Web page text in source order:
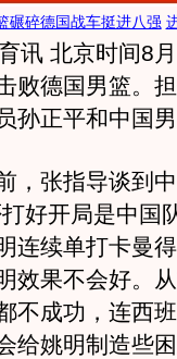
碾碎德国战车挺进八强
讯 北京时间8
败德国男篮。
孙正平和中国
张指导谈到中
好开局是中国
连续单打卡曼
效果不会好。
不成功，连西
给姚明制造些困